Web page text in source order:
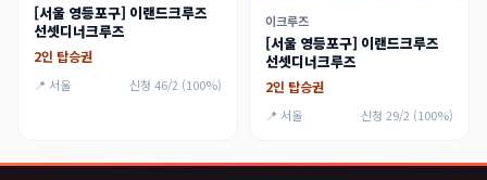
[서울 영등포구] 이랜드크루즈
선셋디너크루즈
2인 탑승권
📍 서울 신청 46/2 (100%)
이크루즈
[서울 영등포구] 이랜드크루즈
선셋디너크루즈
2인 탑승권
📍 서울 신청 29/2 (100%)